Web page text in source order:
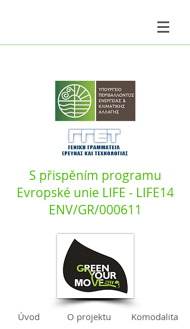
S přispěním programu
Evropské unie LIFE - LIFE14
ENV/GR/000611
Úvod O projektu
Komodalita